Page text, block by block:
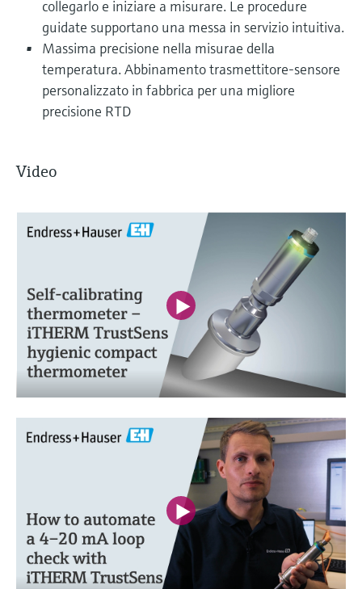
collegarlo e iniziare a misurare. Le procedure
guidate supportano una messa in servizio intuitiva.
Massima precisione nella misurae della
temperatura. Abbinamento trasmettitore-sensore
personalizzato in fabbrica per una migliore
precisione RTD
Video